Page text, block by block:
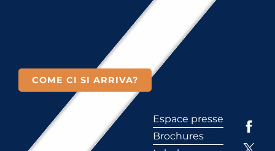
COME CI SI ARRIVA?
Espace presse
Brochures